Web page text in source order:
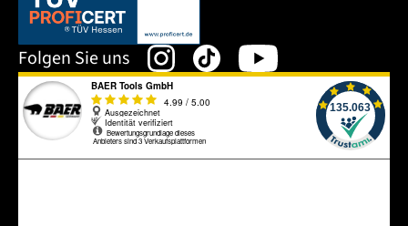
Dieser Link öffnet sich in einem neuen Tab.
Folgen Sie uns